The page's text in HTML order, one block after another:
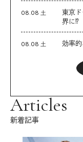
08.08 土
東京
界に⁉︎
08.08 土 効率
Articles
新着記事